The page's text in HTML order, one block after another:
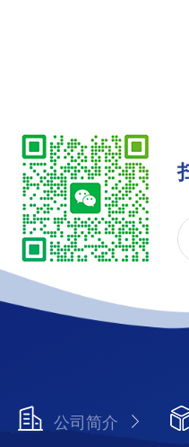
公司简介